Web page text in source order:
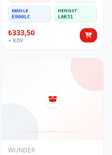
MAHLE
E900LC
HENGST
LAK31
₺333,50
+ KDV
WUNDER